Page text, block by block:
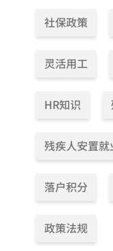
社保政策
灵活用工
HR知识
残疾人安置就
落户积分
政策法规